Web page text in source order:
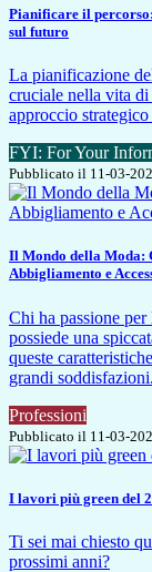
Pianificare il
sul futuro
La pianificazione
cruciale nella vita di
approccio
FYI: For Your
Pubblicato il 11-03-
Il Mondo della Moda:
Abbigliamento e
Chi ha passione
possiede una
queste
grandi soddisfazioni.
Professioni
Pubblicato il 11-03-
I lavori più green del
Ti sei mai chiesto
prossimi anni?